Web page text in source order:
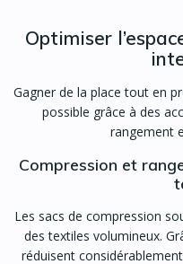
Optimiser
Gagner de la place tout en
possible grâce à des
rangement
Compression et
Les sacs de compression
des textiles volumineux.
réduisent